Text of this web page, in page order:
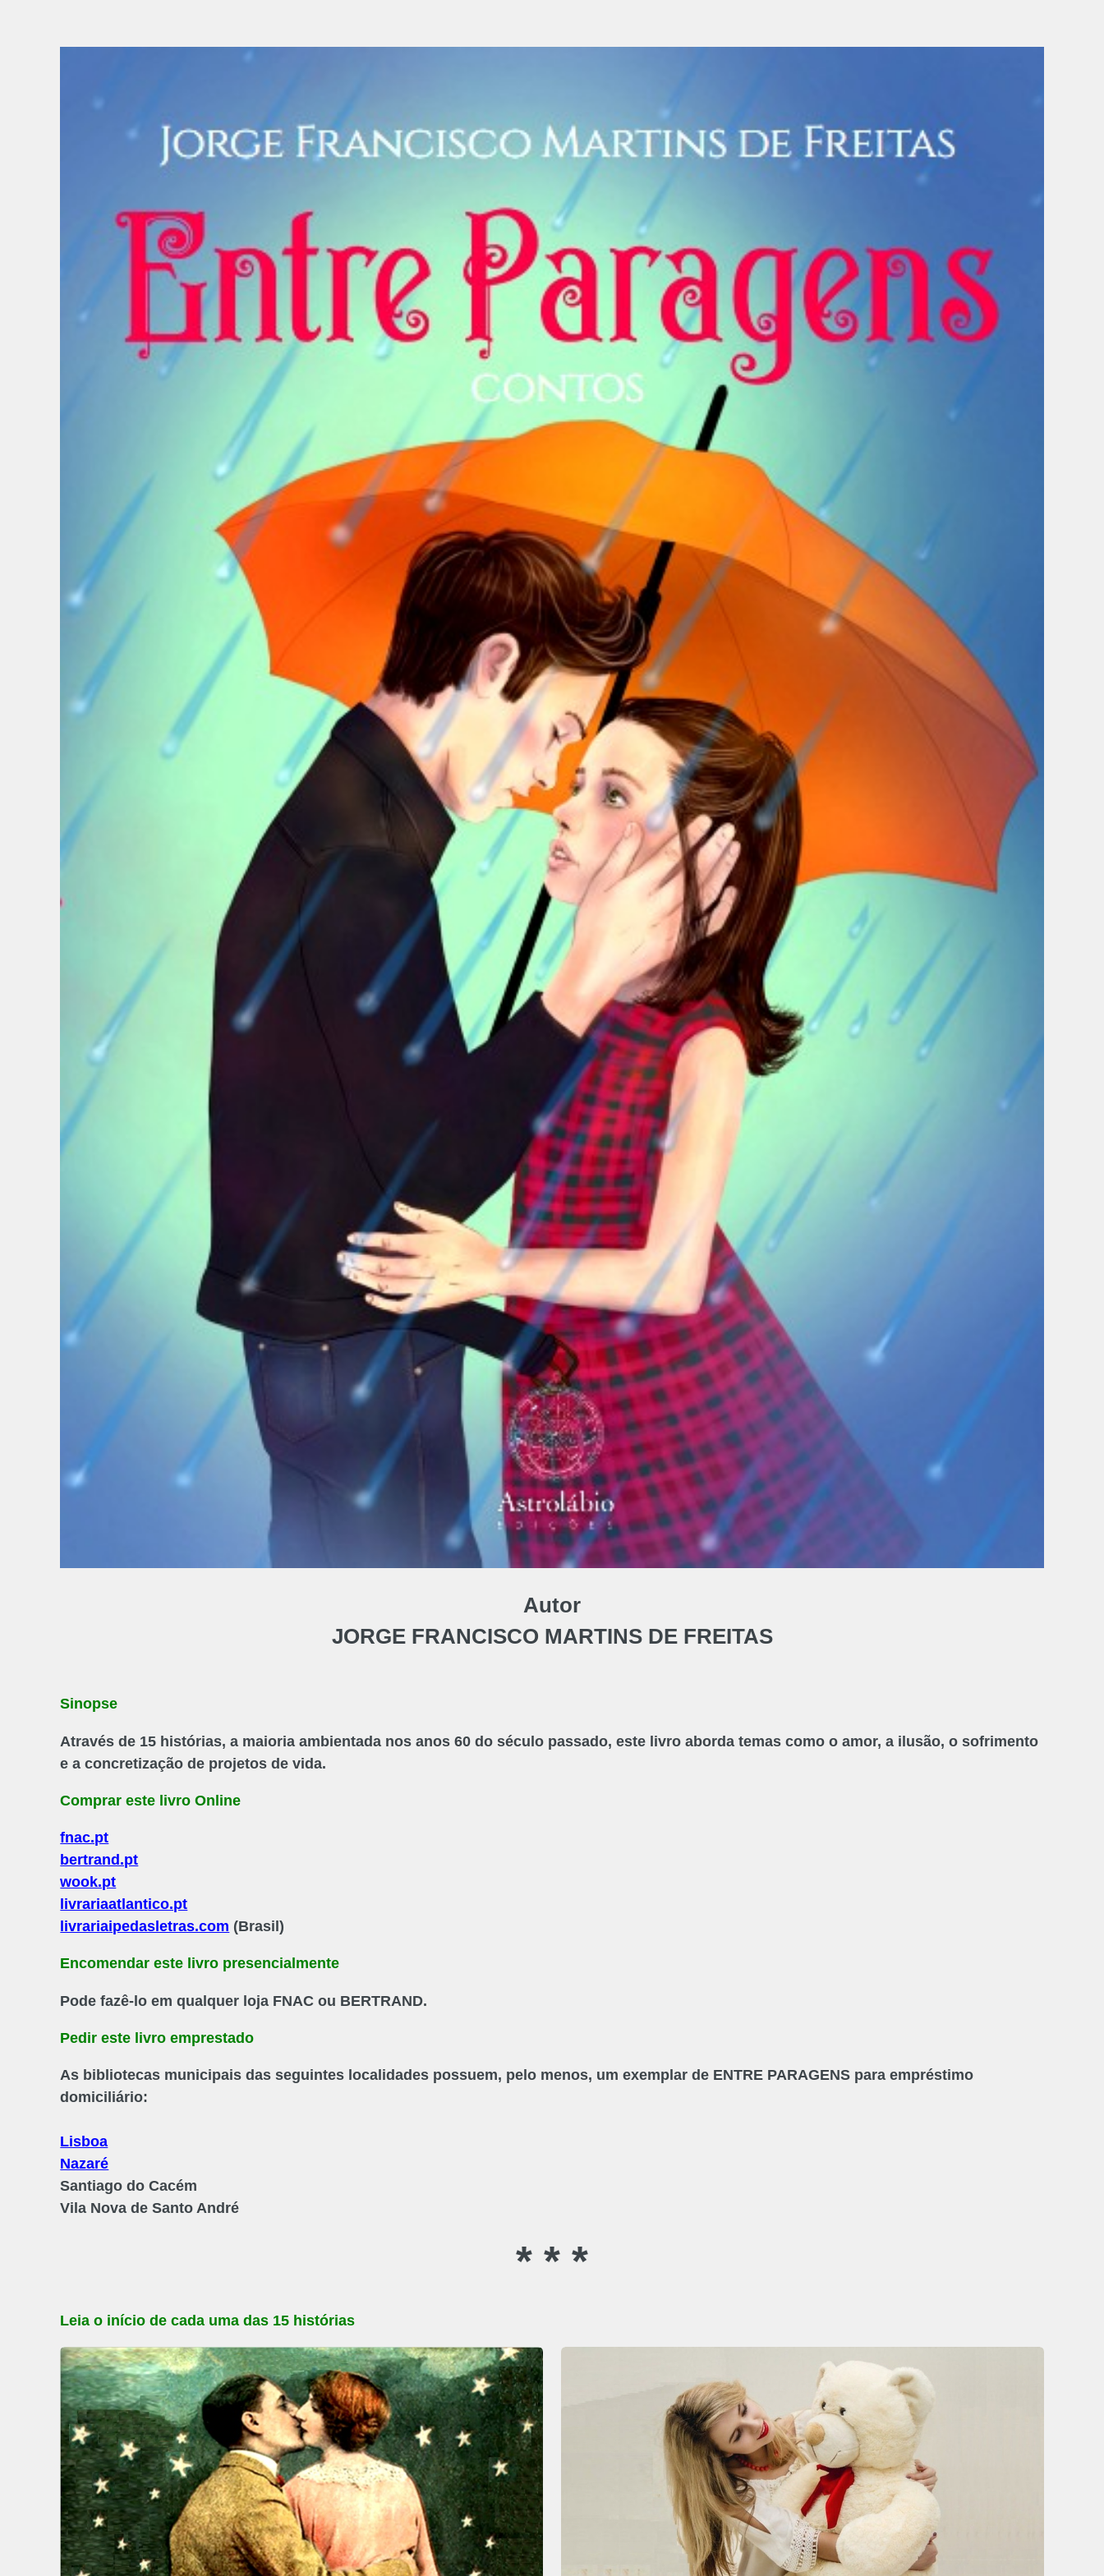
Autor
JORGE FRANCISCO MARTINS DE FREITAS
Sinopse
Através de 15 histórias, a maioria ambientada nos anos 60 do século passado, este livro aborda temas como o amor, a ilusão, o sofrimento
e a concretização de projetos de vida.
Comprar este livro Online
fnac.pt
bertrand.pt
wook.pt
livrariaatlantico.pt
livrariaipedasletras.com (Brasil)
Encomendar este livro presencialmente
Pode fazê-lo em qualquer loja FNAC ou BERTRAND.
Pedir este livro emprestado
As bibliotecas municipais das seguintes localidades possuem, pelo menos, um exemplar de ENTRE PARAGENS para empréstimo
domiciliário:
Lisboa
Nazaré
Santiago do Cacém
Vila Nova de Santo André
* * *
Leia o início de cada uma das 15 histórias